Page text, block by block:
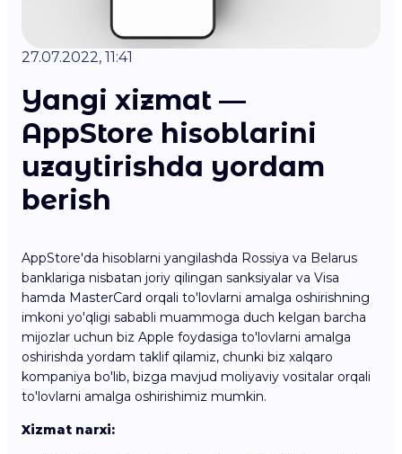
27.07.2022, 11:41
Yangi xizmat —
AppStore hisoblarini
uzaytirishda yordam
berish
AppStore'da hisoblarni yangilashda Rossiya va Belarus
banklariga nisbatan joriy qilingan sanksiyalar va Visa
hamda MasterCard orqali to'lovlarni amalga oshirishning
imkoni yo'qligi sababli muammoga duch kelgan barcha
mijozlar uchun biz Apple foydasiga to'lovlarni amalga
oshirishda yordam taklif qilamiz, chunki biz xalqaro
kompaniya bo'lib, bizga mavjud moliyaviy vositalar orqali
to'lovlarni amalga oshirishimiz mumkin.
Xizmat narxi: